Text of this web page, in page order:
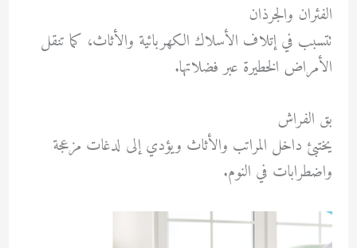
الفئران والجرذان
تتسبب في إتلاف الأسلاك الكهربائية والأثاث، كما تنقل
الأمراض الخطيرة عبر فضلاتها.
بق الفراش
يختبئ داخل المراتب والأثاث ويؤدي إلى لدغات مزعجة
واضطرابات في النوم.